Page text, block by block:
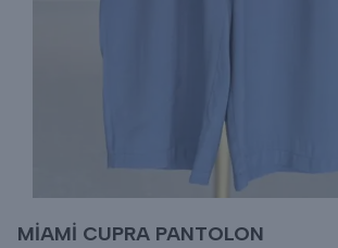
MİAMİ CUPRA PANTOLON